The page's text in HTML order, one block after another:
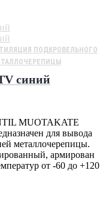
ПОДКРОВЕЛЬНОГО
синий
MUOTAKATE
для вывода
металлочерепицы.
армирован
от -60 до +120